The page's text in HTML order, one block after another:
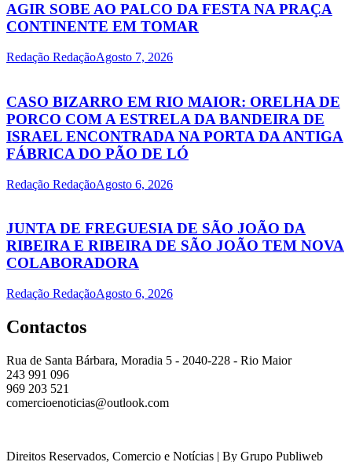
AGIR SOBE AO PALCO DA FESTA NA PRAÇA
CONTINENTE EM TOMAR
Redação RedaçãoAgosto 7, 2026
CASO BIZARRO EM RIO MAIOR: ORELHA DE
PORCO COM A ESTRELA DA BANDEIRA DE
ISRAEL ENCONTRADA NA PORTA DA ANTIGA
FÁBRICA DO PÃO DE LÓ
Redação RedaçãoAgosto 6, 2026
JUNTA DE FREGUESIA DE SÃO JOÃO DA
RIBEIRA E RIBEIRA DE SÃO JOÃO TEM NOVA
COLABORADORA
Redação RedaçãoAgosto 6, 2026
Contactos
Rua de Santa Bárbara, Moradia 5 - 2040-228 - Rio Maior
243 991 096
969 203 521
comercioenoticias@outlook.com
Direitos Reservados, Comercio e Notícias | By Grupo Publiweb